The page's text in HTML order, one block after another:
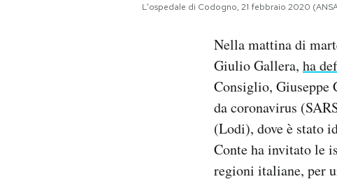
L'ospedale di Codogno, 21 febbraio 2020
Nella mattina di
Giulio Gallera, ha
Consiglio, Giuseppe
da coronavirus
(Lodi), dove è stato
Conte ha invitato le
regioni italiane, per